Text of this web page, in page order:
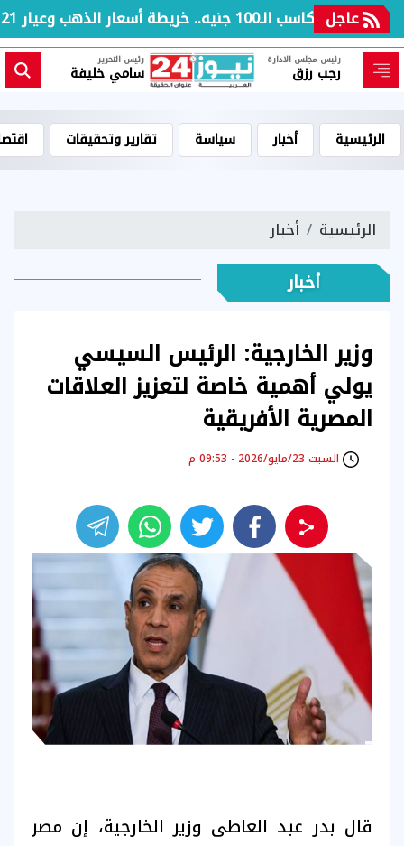
عاجل
بعد مكاسب الـ100 جنيه.. خريطة أسعار الذهب وعيار 21 بالعطلة الأسبوعية
رئيس مجلس الادارة
رجب رزق
رئيس التحرير
سامي خليفة
الرئيسية أخبار سياسة تقارير وتحقيقات
الرئيسية أخبار
أخبار
وزير الخارجية: الرئيس السيسي
يولي أهمية خاصة لتعزيز العلاقات
المصرية الأفريقية
السبت 23/مايو/2026 - 09:53 م
قال بدر عبد العاطى وزير الخارجية، إن مصر